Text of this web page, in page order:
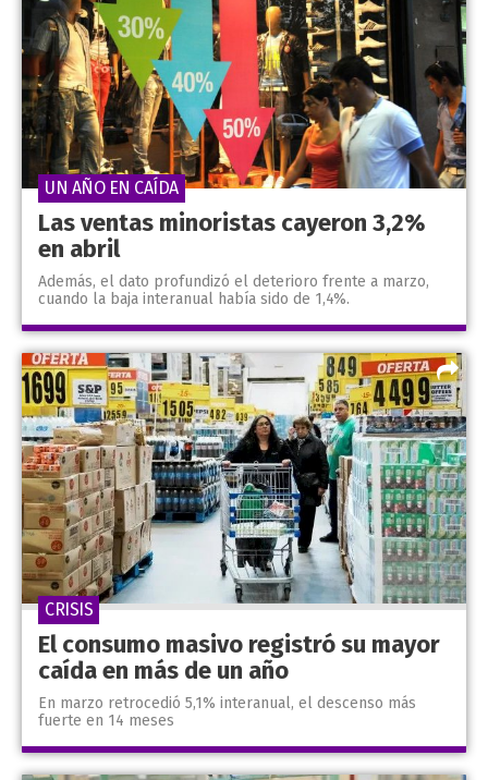
Las ventas minoristas cayeron 3,2%
en abril
Además, el dato profundizó el deterioro frente a marzo,
cuando la baja interanual había sido de 1,4%.
UN AÑO EN CAÍDA
El consumo masivo registró su mayor
caída en más de un año
En marzo retrocedió 5,1% interanual, el descenso más
fuerte en 14 meses
CRISIS